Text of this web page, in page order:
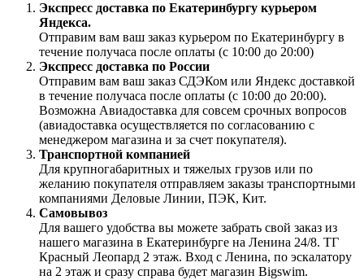
Экспресс доставка по Екатеринбургу курьером
Яндекса.
Отправим вам ваш заказ курьером по Екатеринбургу в
течение получаса после оплаты (с 10:00 до 20:00)
Экспресс доставка по России
Отправим вам ваш заказ СДЭКом или Яндекс доставкой
в течение получаса после оплаты (с 10:00 до 20:00).
Возможна Авиадоставка для совсем срочных вопросов
(авиадоставка осуществляется по согласованию с
менеджером магазина и за счет покупателя).
Транспортной компанией
Для крупногабаритных и тяжелых грузов или по
желанию покупателя отправляем заказы транспортными
компаниями Деловые Линии, ПЭК, Кит.
Самовывоз
Для вашего удобства вы можете забрать свой заказ из
нашего магазина в Екатеринбурге на Ленина 24/8. ТГ
Красный Леопард 2 этаж. Вход с Ленина, по эскалатору
на 2 этаж и сразу справа будет магазин Bigswim.